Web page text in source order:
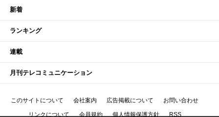
新着
ランキング
連載
月刊テレコミュニケーション
このサイトについて 会社案内 広告掲載について お問い合わせ
リンクについて 会員規約 個人情報保護方針 RSS